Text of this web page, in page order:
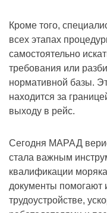
Кроме того,
всех этапах
самостоятельно
требования или
нормативной базы.
находится за
выходу в рейс.
Сегодня МАРАД
стала важным
квалификации
документы помогают
трудоустройстве,